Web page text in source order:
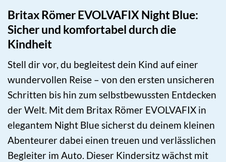
Britax Römer EVOLVAFIX Night Blue:
Sicher und komfortabel durch die
Kindheit
Stell dir vor, du begleitest dein Kind auf einer
wundervollen Reise – von den ersten unsicheren
Schritten bis hin zum selbstbewussten Entdecken
der Welt. Mit dem Britax Römer EVOLVAFIX in
elegantem Night Blue sicherst du deinem kleinen
Abenteurer dabei einen treuen und verlässlichen
Begleiter im Auto. Dieser Kindersitz wächst mit